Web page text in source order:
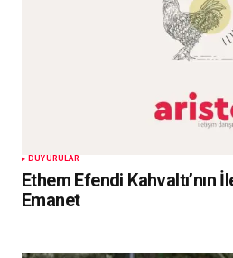
DUYURULAR
Ethem Efendi Kahvaltı’nın
Emanet